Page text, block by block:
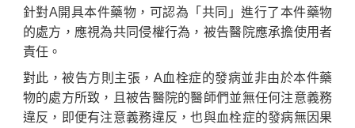
針對A開具本件藥物，可認為「共同」進行了本件藥物
的處方，應視為共同侵權行為，被告醫院應承擔使用者
責任。
對此，被告方則主張，A血栓症的發病並非由於本件藥
物的處方所致，且被告醫院的醫師們並無任何注意義務
違反，即便有注意義務違反，也與血栓症的發病無因果